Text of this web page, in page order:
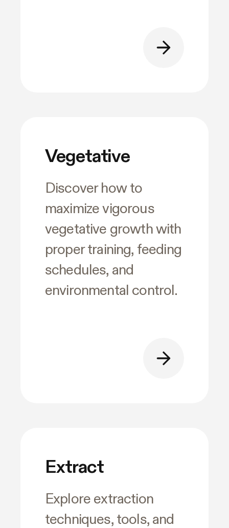
Vegetative
Discover how to
maximize vigorous
vegetative growth with
proper training, feeding
schedules, and
environmental control.
Extract
Explore extraction
techniques, tools, and